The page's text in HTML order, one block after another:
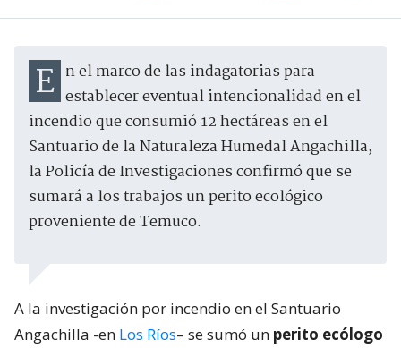
En el marco de las indagatorias para establecer eventual intencionalidad en el
incendio que consumió 12 hectáreas en el
Santuario de la Naturaleza Humedal Angachilla,
la Policía de Investigaciones confirmó que se
sumará a los trabajos un perito ecológico
proveniente de Temuco.
A la investigación por incendio en el Santuario
Angachilla -en Los Ríos– se sumó un perito ecólogo